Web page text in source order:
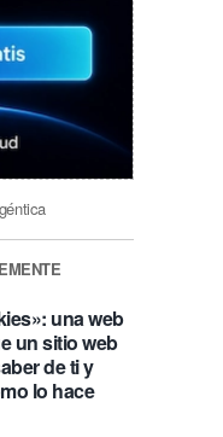
una web
un sitio web
de ti y
lo hace